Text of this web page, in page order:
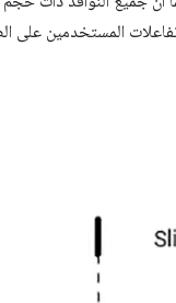
المستخدمين على